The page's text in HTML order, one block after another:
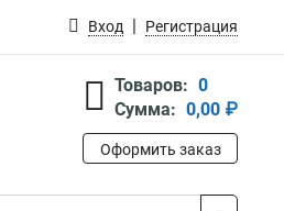
Вход Регистрация
Товаров: 0
Сумма: 0,00 ₽
Оформить заказ